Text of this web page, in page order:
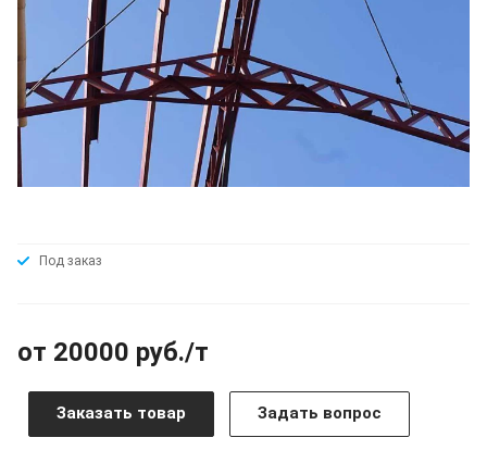
Под заказ
от 20000 руб./т
Заказать товар Задать вопрос